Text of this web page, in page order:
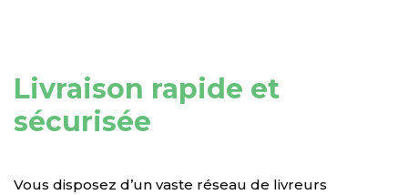
Livraison rapide et
sécurisée
Vous disposez d’un vaste réseau de livreurs